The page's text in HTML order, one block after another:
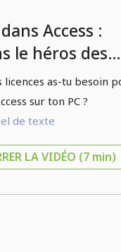
Access :
le héros des
- 1.3 Access
licences as-tu besoin
sur ton PC ?
de texte
LA VIDÉO (7 min)